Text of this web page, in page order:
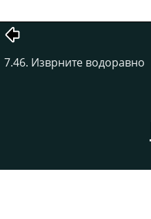
7.46. Изврните водоравно